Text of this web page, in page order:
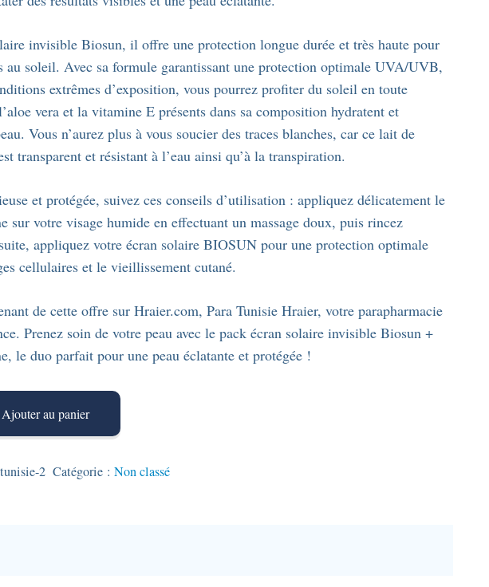
invisible Biosun, il offre une protection longue durée et très haute pour
au soleil. Avec sa formule garantissant une protection optimale UVA/UVB,
extrêmes d’exposition, vous pourrez profiter du soleil en toute
vera et la vitamine E présents dans sa composition hydratent et
Vous n’aurez plus à vous soucier des traces blanches, car ce lait de
transparent et résistant à l’eau ainsi qu’à la transpiration.
et protégée, suivez ces conseils d’utilisation : appliquez délicatement le
sur votre visage humide en effectuant un massage doux, puis rincez
appliquez votre écran solaire BIOSUN pour une protection optimale
cellulaires et le vieillissement cutané.
de cette offre sur Hraier.com, Para Tunisie Hraier, votre parapharmacie
Prenez soin de votre peau avec le pack écran solaire invisible Biosun +
le duo parfait pour une peau éclatante et protégée !
Ajouter au panier
2 Catégorie :Non classé